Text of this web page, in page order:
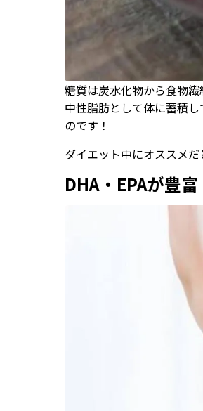
糖質は炭水化物から食物
中性脂肪として体に蓄積
のです！
ダイエット中にオススメだ
DHA・EPAが豊富